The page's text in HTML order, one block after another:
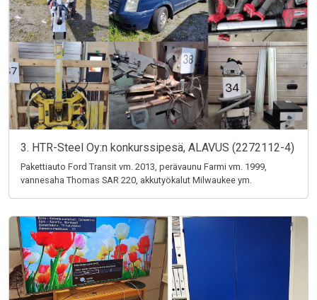
3. HTR-Steel Oy:n konkurssipesä, ALAVUS (2272112-4)
Pakettiauto Ford Transit vm. 2013, perävaunu Farmi vm. 1999,
vannesaha Thomas SAR 220, akkutyökalut Milwaukee ym.